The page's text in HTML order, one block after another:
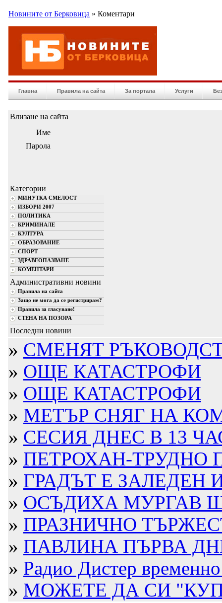
Новините от Берковица » Коментари
Главна Правила на сайта За портала Услуги
Влизане на сайта
Име
Парола
Категории
МИНУТКА СМЕЛОСТ
ИЗБОРИ 2007
ПОЛИТИКА
КРИМИНАЛЕ
КУЛТУРА
ОБРАЗОВАНИЕ
СПОРТ
ЗДРАВЕОПАЗВАНЕ
КОМЕНТАРИ
Административни новини
Правила на сайта
Защо не мога да се регистрирам?
Правила за гласуване!
СТЕНА НА ПОЗОРА
Последни новини
» СМЕНЯТ
» ОЩЕ КАТАСТРОФИ
» ОЩЕ КАТАСТРОФИ
» МЕТЪР СНЯГ НА
» СЕСИЯ ДНЕС В 13
» ПЕТРОХАН-ТРУДНО
» ГРАДЪТ Е ЗАЛЕДЕН
» ОСЪДИХА МУРГАВ
» ПРАЗНИЧНО
» ПАВЛИНА ПЪРВА
» Радио Дистер временно
» МОЖЕТЕ ДА СИ